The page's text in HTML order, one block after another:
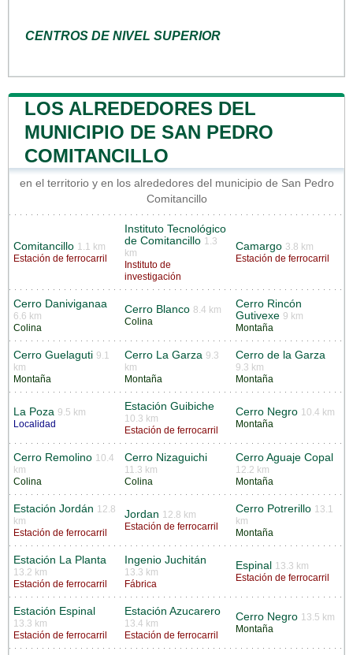
CENTROS DE NIVEL SUPERIOR
LOS ALREDEDORES DEL
MUNICIPIO DE SAN PEDRO
COMITANCILLO
en el territorio y en los alrededores del municipio de San Pedro
Comitancillo
Comitancillo 1.1 km
Estación de ferrocarril
Instituto Tecnológico
de Comitancillo 1.3
km
Instituto de
investigación
Camargo 3.8 km
Estación de ferrocarril
Cerro Daniviganaa
6.6 km
Colina
Cerro Blanco 8.4 km
Colina
Cerro Rincón
Gutivexe 9 km
Montaña
Cerro Guelaguti 9.1
km
Montaña
Cerro La Garza 9.3
km
Montaña
Cerro de la Garza
9.3 km
Montaña
La Poza 9.5 km
Localidad
Estación Guibiche
10.3 km
Estación de ferrocarril
Cerro Negro 10.4 km
Montaña
Cerro Remolino 10.4
km
Colina
Cerro Nizaguichi
11.3 km
Colina
Cerro Aguaje Copal
12.2 km
Montaña
Estación Jordán 12.8
km
Estación de ferrocarril
Jordan 12.8 km
Estación de ferrocarril
Cerro Potrerillo 13.1
km
Montaña
Estación La Planta
13.2 km
Estación de ferrocarril
Ingenio Juchitán
13.3 km
Fábrica
Espinal
13.3 km
Estación de ferrocarril
Estación Espinal
13.3 km
Estación de ferrocarril
Estación Azucarero
13.4 km
Estación de ferrocarril
Cerro Negro 13.5 km
Montaña